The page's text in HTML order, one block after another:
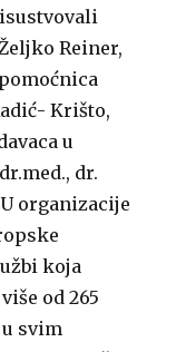
Reiner,
Krišto,
u
dr.
organizacije
koja
od 265
svim